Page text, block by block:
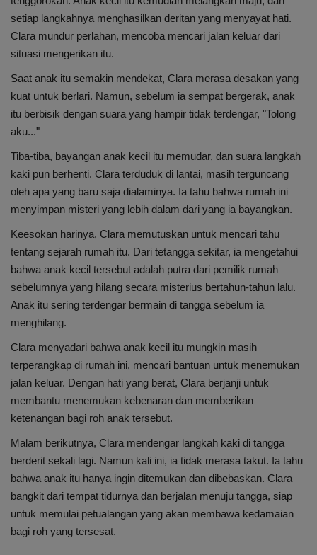
setiap langkahnya menghasilkan deritan yang menyayat hati.
Clara mundur perlahan, mencoba mencari jalan keluar dari
situasi mengerikan itu.
Saat anak itu semakin mendekat, Clara merasa desakan yang
kuat untuk berlari. Namun, sebelum ia sempat bergerak, anak
itu berbisik dengan suara yang hampir tidak terdengar, "Tolong
aku..."
Tiba-tiba, bayangan anak kecil itu memudar, dan suara langkah
kaki pun berhenti. Clara terduduk di lantai, masih terguncang
oleh apa yang baru saja dialaminya. Ia tahu bahwa rumah ini
menyimpan misteri yang lebih dalam dari yang ia bayangkan.
Keesokan harinya, Clara memutuskan untuk mencari tahu
tentang sejarah rumah itu. Dari tetangga sekitar, ia mengetahui
bahwa anak kecil tersebut adalah putra dari pemilik rumah
sebelumnya yang hilang secara misterius bertahun-tahun lalu.
Anak itu sering terdengar bermain di tangga sebelum ia
menghilang.
Clara menyadari bahwa anak kecil itu mungkin masih
terperangkap di rumah ini, mencari bantuan untuk menemukan
jalan keluar. Dengan hati yang berat, Clara berjanji untuk
membantu menemukan kebenaran dan memberikan
ketenangan bagi roh anak tersebut.
Malam berikutnya, Clara mendengar langkah kaki di tangga
berderit sekali lagi. Namun kali ini, ia tidak merasa takut. Ia tahu
bahwa anak itu hanya ingin ditemukan dan dibebaskan. Clara
bangkit dari tempat tidurnya dan berjalan menuju tangga, siap
untuk memulai petualangan yang akan membawa kedamaian
bagi roh yang tersesat.